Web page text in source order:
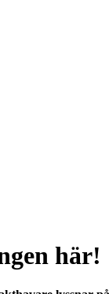
här!